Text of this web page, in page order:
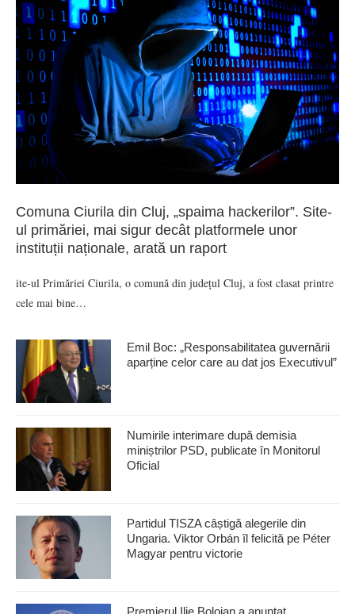
Comuna Ciurila din Cluj, „spaima hackerilor”. Site-
ul primăriei, mai sigur decât platformele unor
instituții naționale, arată un raport
ite-ul Primăriei Ciurila, o comună din județul Cluj, a fost clasat printre
cele mai bine…
Emil Boc: „Responsabilitatea guvernării
aparține celor care au dat jos Executivul”
Numirile interimare după demisia
miniștrilor PSD, publicate în Monitorul
Oficial
Partidul TISZA câștigă alegerile din
Ungaria. Viktor Orbán îl felicită pe Péter
Magyar pentru victorie
Premierul Ilie Bolojan a anunţat